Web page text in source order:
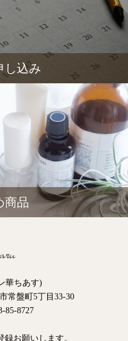
し込み
商品
華ちあす)
常盤町5丁目33-30
85-8727
録お願いします。